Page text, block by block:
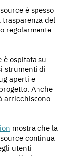
è spesso
del
regolarmente
è ospitata su
strumenti di
aperti e
Anche
arricchiscono
mostra che la
continua
utenti